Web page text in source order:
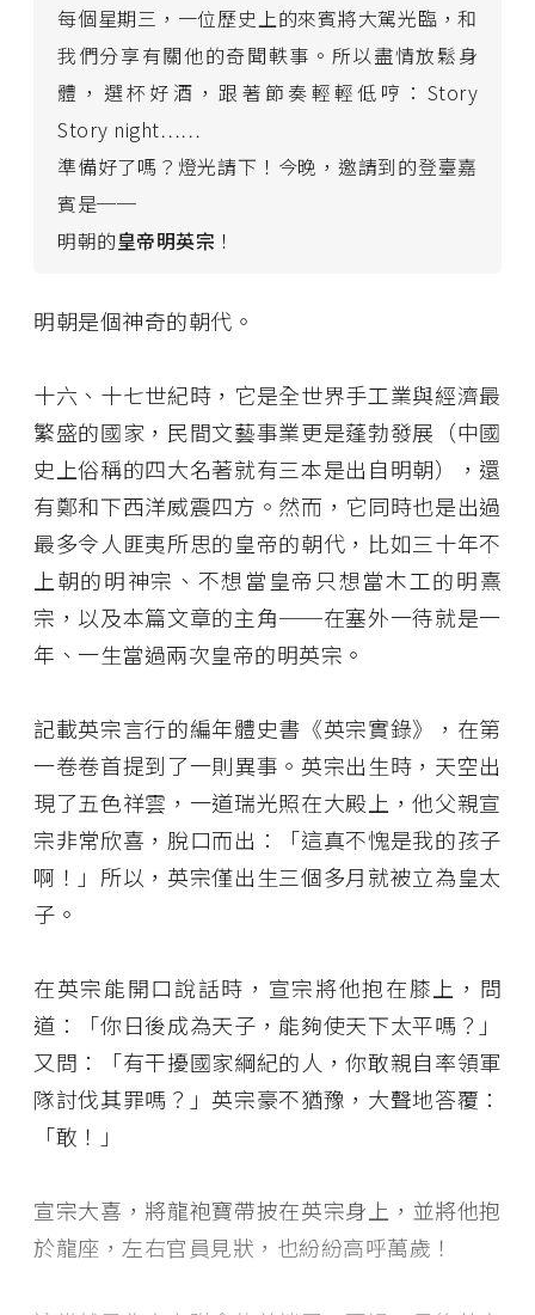
每個星期三，一位歷史上的來賓將大駕光臨，和
我們分享有關他的奇聞軼事。所以盡情放鬆身
體，選杯好酒，跟著節奏輕輕低哼：Story
Story night……
準備好了嗎？燈光請下！今晚，邀請到的登臺嘉
賓是──
明朝的皇帝明英宗 ！
明朝是個神奇的朝代。
十六、十七世紀時，它是全世界手工業與經濟最
繁盛的國家，民間文藝事業更是蓬勃發展（中國
史上俗稱的四大名著就有三本是出自明朝），還
有鄭和下西洋威震四方。然而，它同時也是出過
最多令人匪夷所思的皇帝的朝代，比如三十年不
上朝的明神宗、不想當皇帝只想當木工的明熹
宗，以及本篇文章的主角──在塞外一待就是一
年、一生當過兩次皇帝的明英宗。
記載英宗言行的編年體史書《英宗實錄》，在第
一卷卷首提到了一則異事。英宗出生時，天空出
現了五色祥雲，一道瑞光照在大殿上，他父親宣
宗非常欣喜，脫口而出：「這真不愧是我的孩子
啊！」所以，英宗僅出生三個多月就被立為皇太
子。
在英宗能開口說話時，宣宗將他抱在膝上，問
道：「你日後成為天子，能夠使天下太平嗎？」
又問：「有干擾國家綱紀的人，你敢親自率領軍
隊討伐其罪嗎？」英宗豪不猶豫，大聲地答覆：
「敢！」
宣宗大喜，將龍袍寶帶披在英宗身上，並將他抱
於龍座，左右官員見狀，也紛紛高呼萬歲！